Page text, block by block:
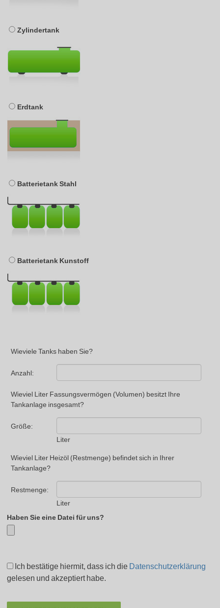
Zylindertank
Erdtank
Batterietank Stahl
Batterietank Kunstoff
Wieviele Tanks haben Sie?
Anzahl:
Wieviel Liter Fassungsvermögen (Volumen) besitzt Ihre
Tankanlage insgesamt?
Größe:
Liter
Wieviel Liter Heizöl (Restmenge) befindet sich in Ihrer
Tankanlage?
Restmenge:
Liter
Haben Sie eine Datei für uns?
Ich bestätige hiermit, dass ich die Datenschutzerklärung
gelesen und akzeptiert habe.